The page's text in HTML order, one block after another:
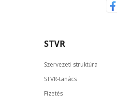
STVR
Szervezeti struktúra
STVR-tanács
Fizetés